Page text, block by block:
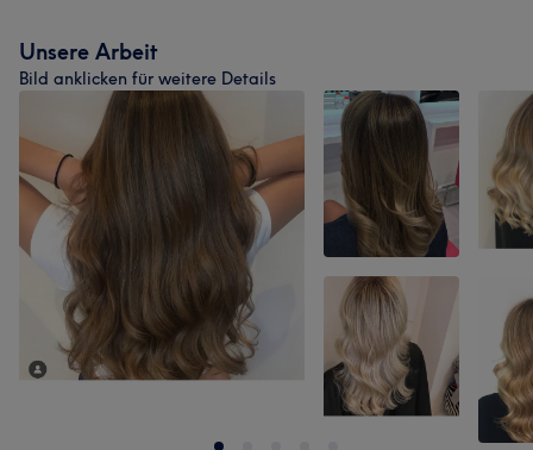
Unsere Arbeit
Bild anklicken für weitere Details